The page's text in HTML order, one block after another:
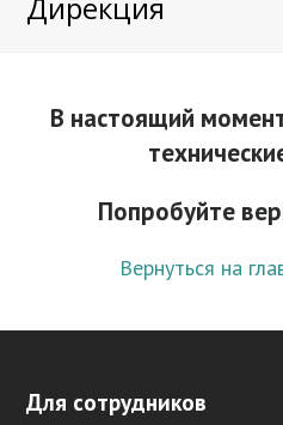
Дирекция
В настоящий
Попробуйте
Вернуться на
Для сотрудников